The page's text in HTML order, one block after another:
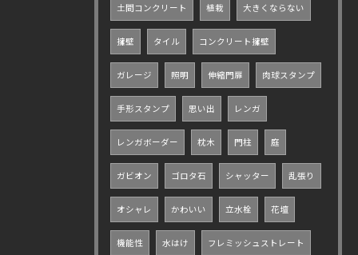
土間コンクリート 植栽 大きくならない
擁壁 タイル コンクリート擁壁
ガレージ 照明 伸縮門扉 肉球スタンプ
手形スタンプ 思い出 レンガ
レンガボーダー 枕木 門柱 庭
ガビオン ゴロタ石 シャッター 乱張り
オシャレ かわいい 立水栓 花壇
機能性 水はけ フレミッシュストレート